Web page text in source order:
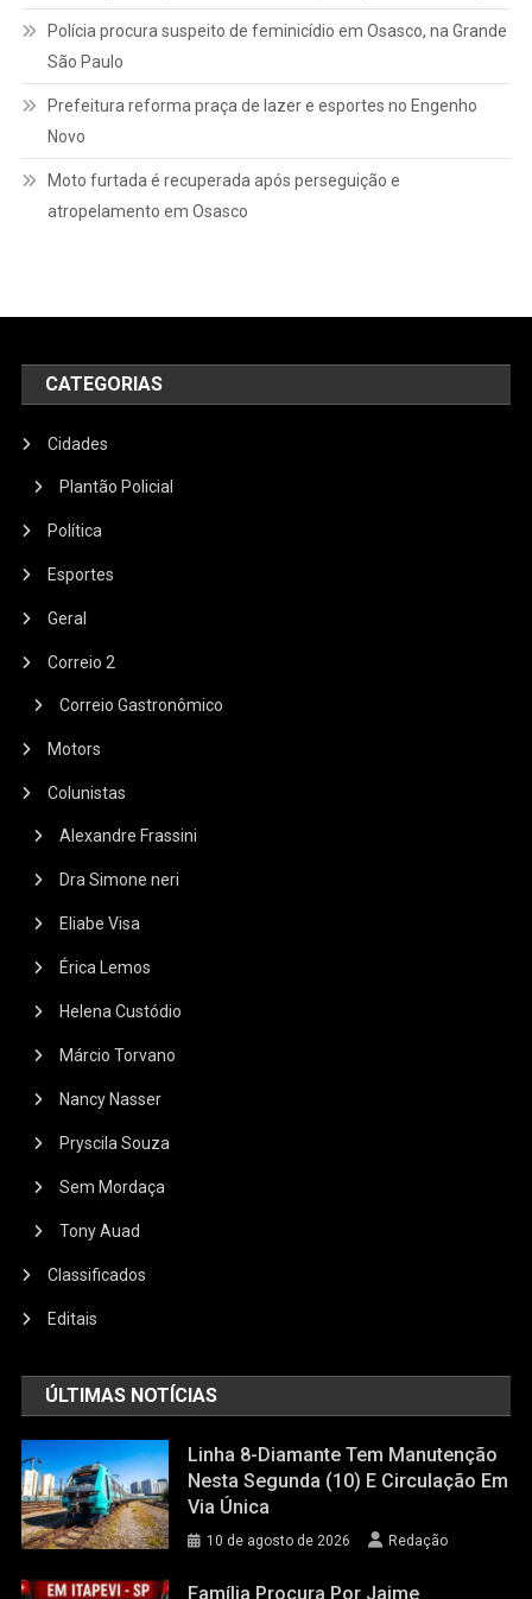
Polícia procura suspeito de feminicídio em Osasco, na Grande
São Paulo
Prefeitura reforma praça de lazer e esportes no Engenho
Novo
Moto furtada é recuperada após perseguição e
atropelamento em Osasco
CATEGORIAS
Cidades
Plantão Policial
Política
Esportes
Geral
Correio 2
Correio Gastronômico
Motors
Colunistas
Alexandre Frassini
Dra Simone neri
Eliabe Visa
Érica Lemos
Helena Custódio
Márcio Torvano
Nancy Nasser
Pryscila Souza
Sem Mordaça
Tony Auad
Classificados
Editais
ÚLTIMAS NOTÍCIAS
Linha 8-Diamante Tem Manutenção
Nesta Segunda (10) E Circulação Em
Via Única
10 de agosto de 2026 Redação
Família Procura Por Jaime